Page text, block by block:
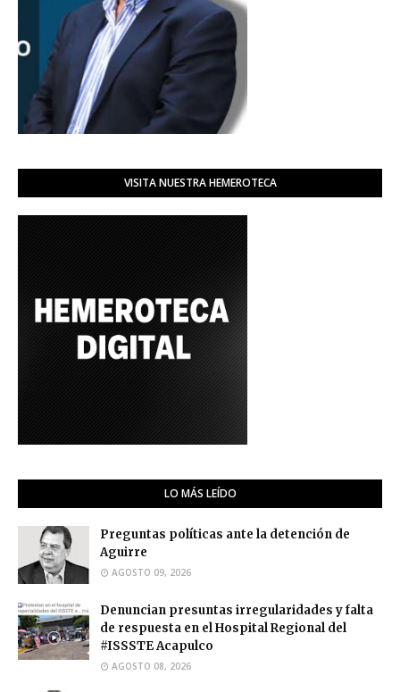
VISITA NUESTRA HEMEROTECA
LO MÁS LEÍDO
Preguntas políticas ante la detención de
Aguirre
AGOSTO 09, 2026
Denuncian presuntas irregularidades y falta
de respuesta en el Hospital Regional del
#ISSSTE Acapulco
AGOSTO 08, 2026